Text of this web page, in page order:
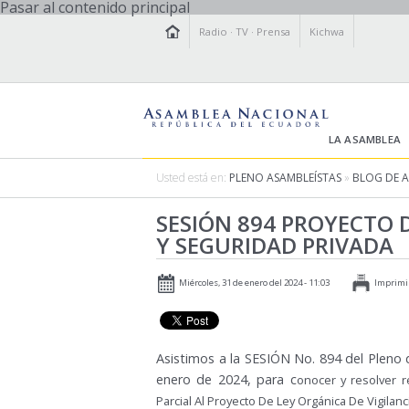
Pasar al contenido principal
Radio ·TV · Prensa Kichwa
LA ASAMBLEA
Usted está en: PLENO ASAMBLEÍSTAS » BLOG DE
SESIÓN 894 PROYECTO
Y SEGURIDAD PRIVADA
Miércoles, 31 de enero del 2024 - 11:03
Asistimos a la SESIÓN No. 894 del
enero de 2024, para conocer y resolver
Parcial Al Proyecto De Ley Orgánica De